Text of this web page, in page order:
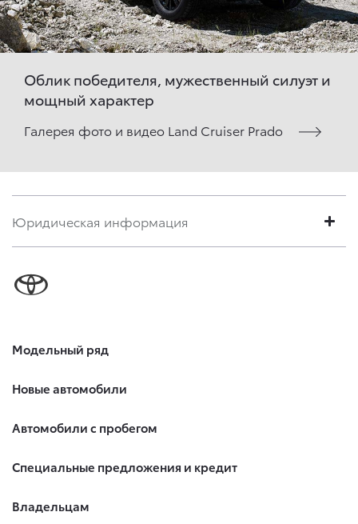
Облик победителя, мужественный силуэт и
мощный характер
Галерея фото и видео Land Cruiser Prado
Юридическая информация
Модельный ряд
Новые автомобили
Автомобили с пробегом
Специальные предложения и кредит
Владельцам